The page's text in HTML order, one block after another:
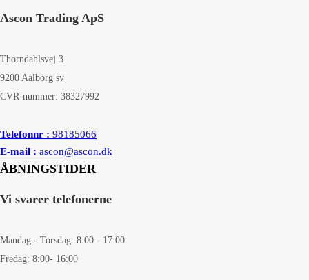
Ascon Trading ApS
Thorndahlsvej 3
9200 Aalborg sv
CVR-nummer: 38327992
Telefonnr : 98185066
E-mail : ascon@ascon.dk
ÅBNINGSTIDER
Vi svarer telefonerne
Mandag - Torsdag: 8:00 - 17:00
Fredag: 8:00- 16:00